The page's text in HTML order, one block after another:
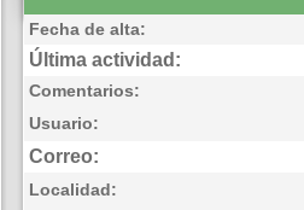
Fecha de alta:
Última actividad:
Comentarios:
Usuario:
Correo:
Localidad: